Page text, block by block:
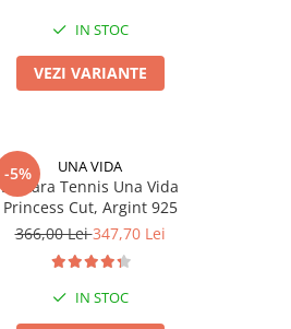
IN STOC
VEZI VARIANTE
-5% UNA VIDA
Bratara Tennis Una Vida
Princess Cut, Argint 925
366,00 Lei347,70 Lei
IN STOC